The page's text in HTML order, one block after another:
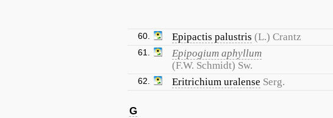
60.
Epipactis palustris (L.) Crantz
61.
Epipogium aphyllum
(F.W. Schmidt) Sw.
62. Eritrichium uralense Serg.
G